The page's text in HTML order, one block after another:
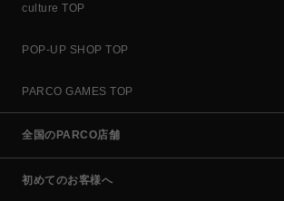
culture TOP
POP-UP SHOP TOP
PARCO GAMES TOP
全国のPARCO店舗
初めてのお客様へ